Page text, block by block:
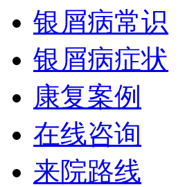
银屑病常识
银屑病症状
康复案例
在线咨询
来院路线